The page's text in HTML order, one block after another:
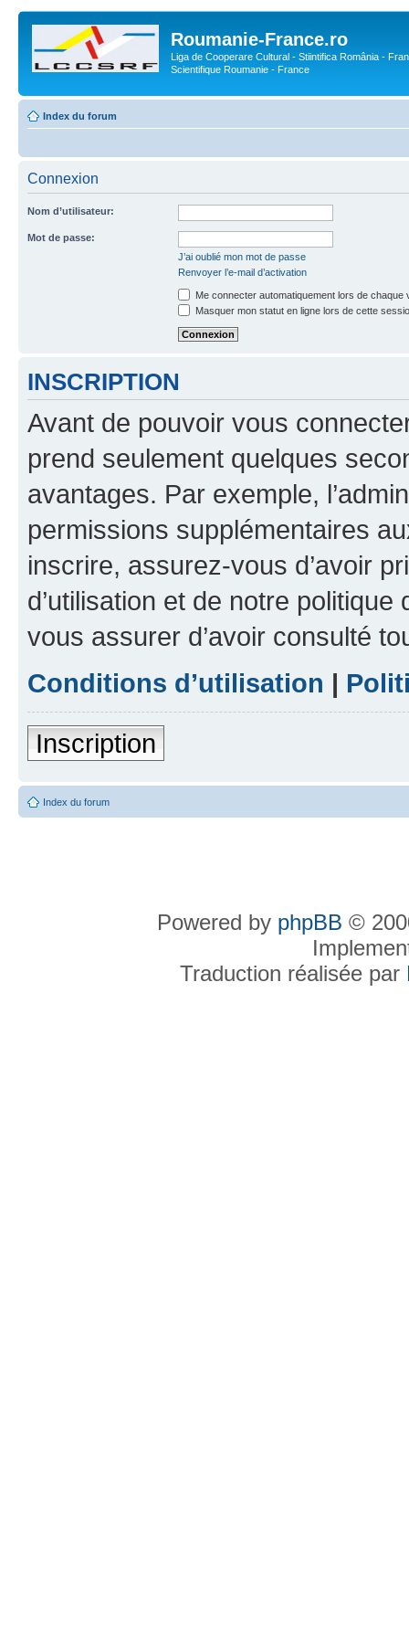
Roumanie-France.ro
Liga de Cooperare Cultural - Stiintifica România -
Scientifique Roumanie - France
Index du forum
Connexion
Nom d’utilisateur:
Mot de passe:
J’ai oublié mon mot de passe
Renvoyer l’e-mail d’activation
Me connecter automatiquement lors de chaque
Masquer mon statut en ligne lors de cette
INSCRIPTION
Avant de pouvoir vous
prend seulement quelques
avantages. Par exemple,
permissions supplémentaires
inscrire, assurez-vous d’avoir
d’utilisation et de notre
vous assurer d’avoir consulté
Conditions d’utilisation |
Inscription
Index du forum
Powered by phpBB ©
Traduction réalisée par